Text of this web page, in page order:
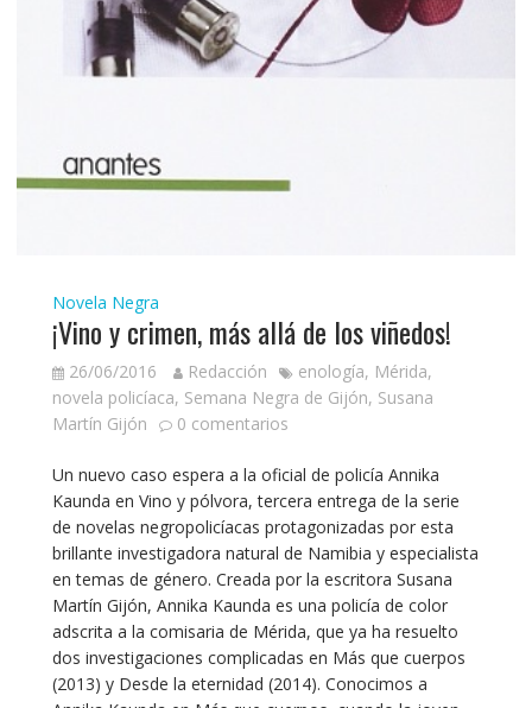
Novela Negra
¡Vino y crimen, más allá de los viñedos!
26/06/2016 Redacción enología, Mérida,
novela policíaca, Semana Negra de Gijón, Susana
Martín Gijón
0 comentarios
Un nuevo caso espera a la oficial de policía Annika
Kaunda en Vino y pólvora, tercera entrega de la serie
de novelas negropolicíacas protagonizadas por esta
brillante investigadora natural de Namibia y especialista
en temas de género. Creada por la escritora Susana
Martín Gijón, Annika Kaunda es una policía de color
adscrita a la comisaria de Mérida, que ya ha resuelto
dos investigaciones complicadas en Más que cuerpos
(2013) y Desde la eternidad (2014). Conocimos a